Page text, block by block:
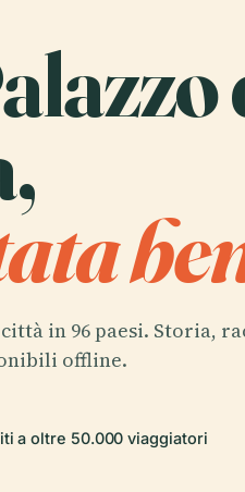
in 96 paesi. Storia,
offline.
a oltre 50.000 viaggiatori